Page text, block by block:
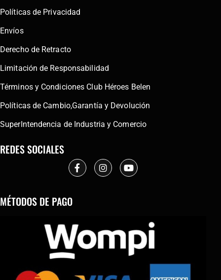
Políticas de Privacidad
Envíos
Derecho de Retracto
Limitación de Responsabilidad
Términos y Condiciones Club Héroes Belen
Políticas de Cambio,Garantía y Devolución
SuperIntendencia de Industria y Comercio
REDES SOCIALES
MÉTODOS DE PAGO